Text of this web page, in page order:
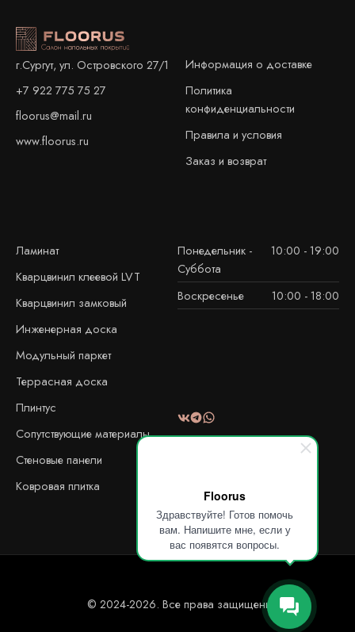
Floorus
Здравствуйте! Готов помочь
вам. Напишите мне, если у
вас появятся вопросы.
г.Сургут, ул. Островского 27/1
+7 922 775 75 27
floorus@mail.ru
www.floorus.ru
Информация о доставке
Политика
конфиденциальности
Правила и условия
Заказ и возврат
Ламинат
Кварцвинил клеевой LVT
Кварцвинил замковый
Инженерная доска
Модульный паркет
Террасная доска
Плинтус
Сопутствующие материалы
Стеновые панели
Ковровая плитка
Понедельник -
Суббота
10:00 - 19:00
Воскресенье 10:00 - 18:00
© 2024-2026. Все права защищены!